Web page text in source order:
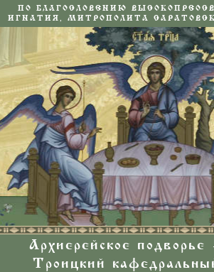
ПО БЛАГОСЛОВЕНИЮ
ИГНАТИЯ, МИТРОПОЛИТА
Архиерейское
Троицкий